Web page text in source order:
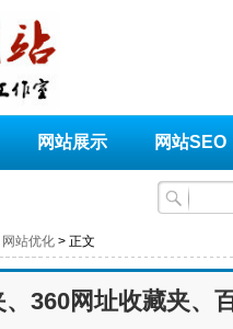
网站展示 网站SEO
网站优化 > 正文
360网址收藏夹、